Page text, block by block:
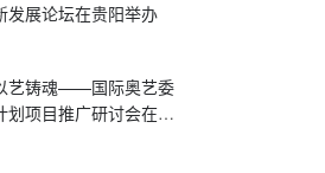
发展论坛在贵阳举办
艺铸魂——国际奥艺委
划项目推广研讨会在上
举办